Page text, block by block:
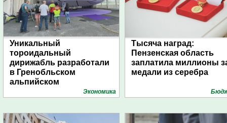
Уникальный
тороидальный
дирижабль разработали
в Гренобльском
альпийском
Экономика
Тысяча наград:
Пензенская область
заплатила миллионы
медали из серебра